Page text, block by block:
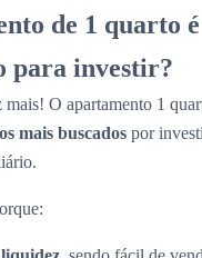
de 1 quarto
para investir?
mais! O apartamento 1
mais buscados por